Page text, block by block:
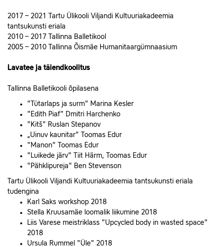
2017 – 2021 Tartu Ülikooli Viljandi Kultuuriakadeemia
tantsukunsti eriala
2010 – 2017 Tallinna Balletikool
2005 – 2010 Tallinna Õismäe Humanitaargümnaasium
Lavatee ja täiendkoolitus
Tallinna Balletikooli õpilasena
"Tütarlaps ja surm" Marina Kesler
"Edith Piaf" Dmitri Harchenko
"Kitš" Ruslan Stepanov
„Uinuv kaunitar" Toomas Edur
"Manon" Toomas Edur
"Luikede järv" Tiit Härm, Toomas Edur
"Pähklipureja" Ben Stevenson
Tartu Ülikooli Viljandi Kultuuriakadeemia tantsukunsti eriala
tudengina
Karl Saks workshop 2018
Stella Kruusamäe loomalik liikumine 2018
Liis Varese meistriklass "Upcycled body in wasted space"
2018
Ursula Rummel "Üle" 2018